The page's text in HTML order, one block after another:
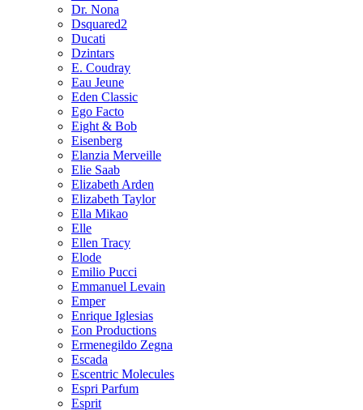
Dr. Nona
Dsquared2
Ducati
Dzintars
E. Coudray
Eau Jeune
Eden Classic
Ego Facto
Eight & Bob
Eisenberg
Elanzia Merveille
Elie Saab
Elizabeth Arden
Elizabeth Taylor
Ella Mikao
Elle
Ellen Tracy
Elode
Emilio Pucci
Emmanuel Levain
Emper
Enrique Iglesias
Eon Productions
Ermenegildo Zegna
Escada
Escentric Molecules
Espri Parfum
Esprit